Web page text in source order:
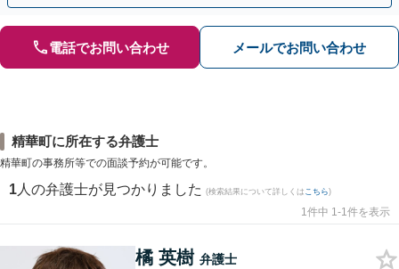
電話でお問い合わせ メールでお問い合わせ
精華町に所在する弁護士
精華町の事務所等での面談予約が可能です。
1 人の弁護士が見つかりました (検索結果について詳しくは こちら)
1件中 1-1件を表示
橘 英樹 弁護士